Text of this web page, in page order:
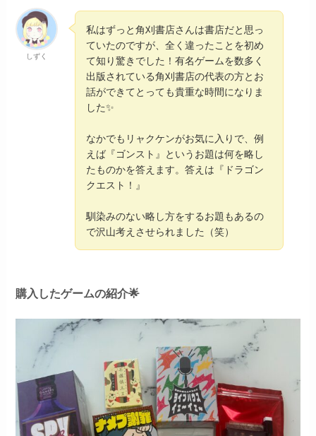
しずく
私はずっと角刈書店さんは書店だと思っ
ていたのですが、全く違ったことを初め
て知り驚きでした！有名ゲームを数多く
出版されている角刈書店の代表の方とお
話ができてとっても貴重な時間になりま
した✨
なかでもリャクケンがお気に入りで、例
えば『ゴンスト』というお題は何を略し
たものかを答えます。答えは『ドラゴン
クエスト！』
馴染みのない略し方をするお題もあるの
で沢山考えさせられました（笑）
購入したゲームの紹介🌟